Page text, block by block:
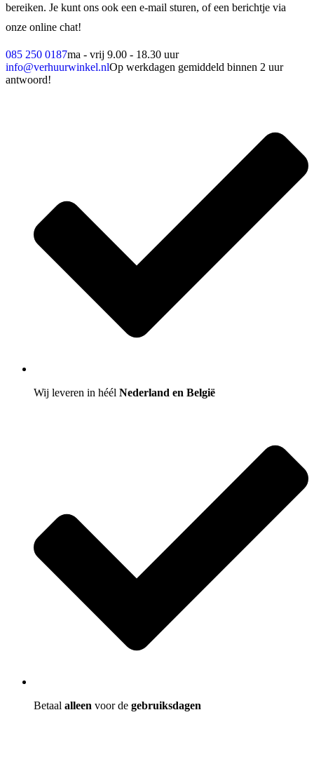
bereiken. Je kunt ons ook een e-mail sturen, of een berichtje via
onze online chat!
085 250 0187ma - vrij 9.00 - 18.30 uur
info@verhuurwinkel.nlOp werkdagen gemiddeld binnen 2 uur
antwoord!
Wij leveren in héél Nederland en België
Betaal alleen voor de gebruiksdagen